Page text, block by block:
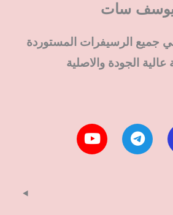
سات
الرسيفرات المستوردة
عالية الجودة والاصلية